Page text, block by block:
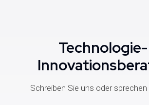
Schreiben Sie uns oder sprechen